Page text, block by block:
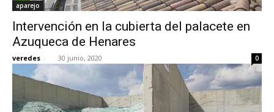
aparejo
Intervención en la cubierta del palacete en
Azuqueca de Henares
veredes - 30 junio, 2020 0